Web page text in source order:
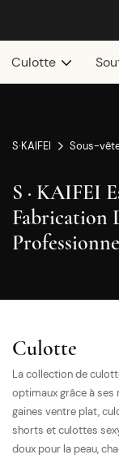
Culotte
S·KAIFEI Sous-
S · KAIFEI
Fabrication
Culotte
La collection de
optimaux grâce à ses
gaines ventre plat,
shorts et culottes
doux pour la peau,